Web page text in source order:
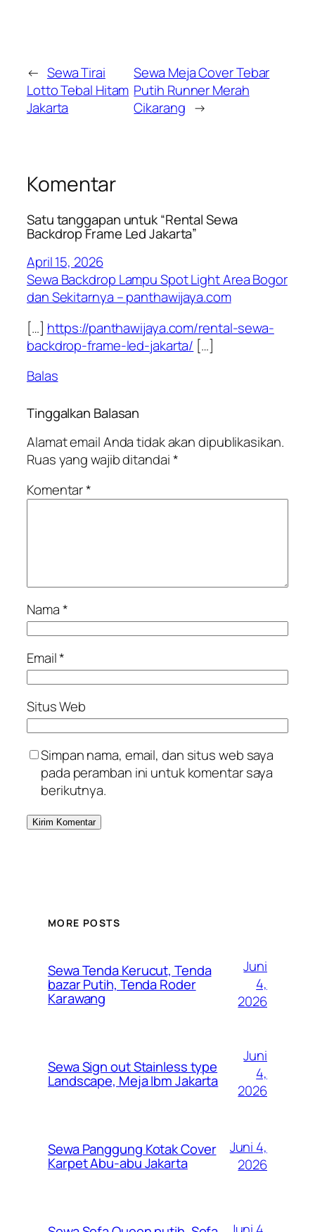
← Sewa Tirai
Lotto Tebal Hitam
Jakarta
Sewa Meja Cover Tebar
Putih Runner Merah
Cikarang →
Komentar
Satu tanggapan untuk “Rental Sewa
Backdrop Frame Led Jakarta”
April 15, 2026
Sewa Backdrop Lampu Spot Light Area Bogor
dan Sekitarnya – panthawijaya.com
[…] https://panthawijaya.com/rental-sewa-
backdrop-frame-led-jakarta/ […]
Balas
Tinggalkan Balasan
Alamat email Anda tidak akan dipublikasikan.
Ruas yang wajib ditandai*
Komentar*
Nama*
Email*
Situs Web
Simpan nama, email, dan situs web saya
pada peramban ini untuk komentar saya
berikutnya.
MORE POSTS
Sewa Tenda Kerucut, Tenda
bazar Putih, Tenda Roder
Karawang
Juni
4,
2026
Sewa Sign out Stainless type
Landscape, Meja Ibm Jakarta
Juni
4,
2026
Sewa Panggung Kotak Cover
Karpet Abu-abu Jakarta
Juni 4,
2026